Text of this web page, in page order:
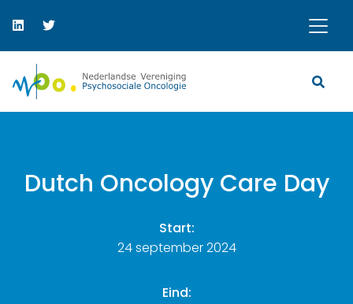
Dutch Oncology Care Day
Start:
24 september 2024
Eind: